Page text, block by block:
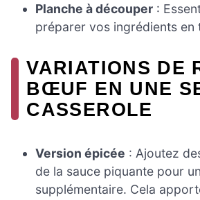
Planche à découper :
préparer vos ingrédients en
VARIATIONS DE
BŒUF EN UNE
CASSEROLE
Version épicée : Ajoutez
de la sauce piquante pour
supplémentaire. Cela